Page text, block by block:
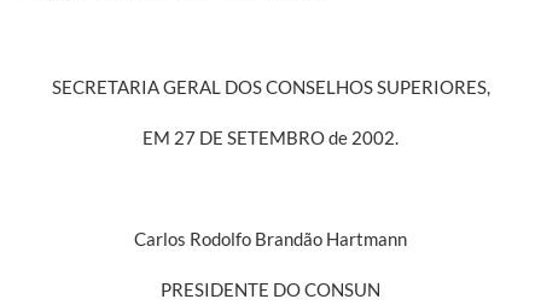
SECRETARIA GERAL DOS CONSELHOS SUPERIORES,
EM 27 DE SETEMBRO de 2002.
Carlos Rodolfo Brandão Hartmann
PRESIDENTE DO CONSUN